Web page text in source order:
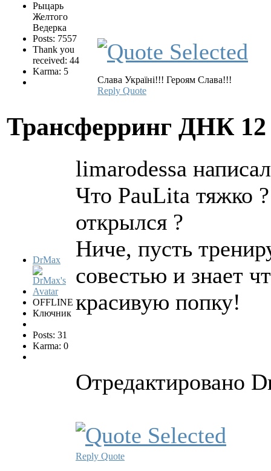
Рыцарь
Желтого
Ведерка
Posts: 7557
Thank you
received: 44
Karma: 5
Слава Україні!!! Героям Слава!!!
Reply Quote
Трансферринг ДНК
DrMax
OFFLINE
Ключник
Posts: 31
Karma: 0
limarodessa
Что PauLita тяжко
открылся ?
Ниче, пусть
совестью и знает
красивую попку!
Отредактировано
Reply Quote